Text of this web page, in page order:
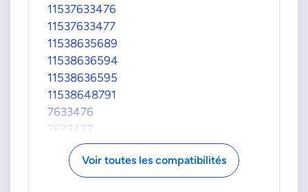
11537633476
11537633477
11538635689
11538636594
11538636595
11538648791
7633476
7633477
8635689
DENSO
Voir toutes les compatibilités